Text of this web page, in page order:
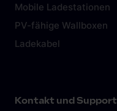
Mobile Ladestationen
PV-fähige Wallboxen
Ladekabel
Kontakt und Support